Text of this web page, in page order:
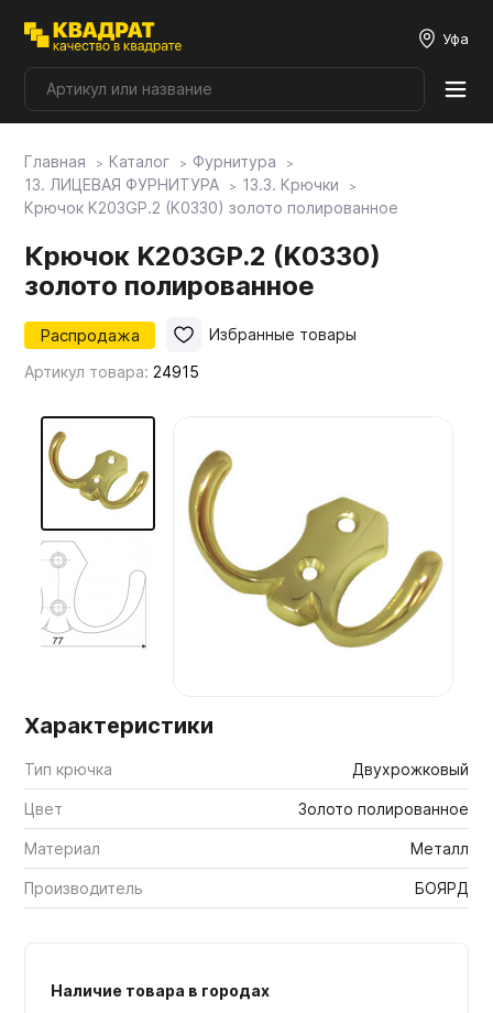
Уфа
Плитные материалы
Мой ЭГГЕР
Фасады
Мебельные образцы, каталоги
Главная Каталог
Фурнитура
13. ЛИЦЕВАЯ ФУРНИТУРА
13.3. Крючки
Крючок K203GP.2 (K0330) золото полированное
Крючок K203GP.2 (K0330)
золото полированное
Распродажа
Артикул товара: 24915
Избранные товары
Характеристики
Тип крючка Двухрожковый
Цвет Золото полированное
Материал Металл
Производитель БОЯРД
Наличие товара в городах